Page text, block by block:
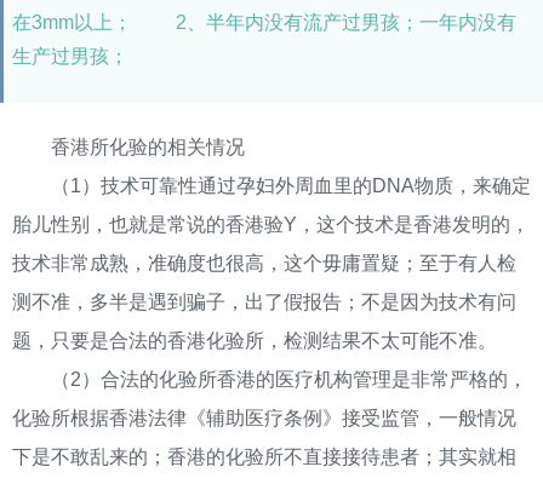
在3mm以上； 2、半年内没有流产过男孩；一年内没有
生产过男孩；
香港所化验的相关情况
（1）技术可靠性通过孕妇外周血里的DNA物质，来确定
胎儿性别，也就是常说的香港验Y，这个技术是香港发明的，
技术非常成熟，准确度也很高，这个毋庸置疑；至于有人检
测不准，多半是遇到骗子，出了假报告；不是因为技术有问
题，只要是合法的香港化验所，检测结果不太可能不准。
（2）合法的化验所香港的医疗机构管理是非常严格的，
化验所根据香港法律《辅助医疗条例》接受监管，一般情况
下是不敢乱来的；香港的化验所不直接接待患者；其实就相